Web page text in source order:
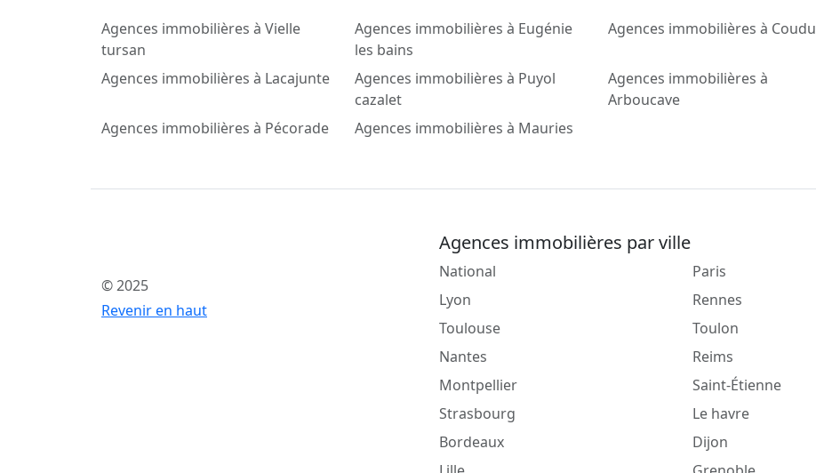
Agences immobilières à Vielle
tursan
Agences immobilières à Eugénie
les bains
Agences immobilières à
Agences immobilières à Lacajunte
Agences immobilières à Puyol
cazalet
Agences immobilières à
Arboucave
Agences immobilières à Pécorade Agences immobilières à Mauries
© 2025
Revenir en haut
Agences immobilières par ville
National
Lyon
Toulouse
Nantes
Montpellier
Strasbourg
Bordeaux
Paris
Rennes
Toulon
Reims
Saint-Étienne
Le havre
Dijon